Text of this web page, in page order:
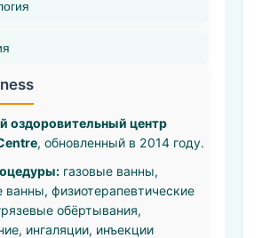
оздоровительный центр
, обновленный в 2014 году.
газовые ванны,
физиотерапевтические
обёртывания,
ингаляции, инъекции